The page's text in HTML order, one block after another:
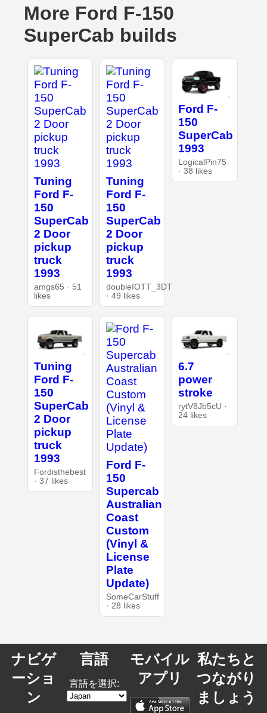
More Ford F-150
SuperCab builds
Tuning
Ford F-
150
SuperCab
2 Door
pickup
truck
1993
amgs65 · 51
likes
Tuning
Ford F-
150
SuperCab
2 Door
pickup
truck
1993
doubleIOTT_3DT
· 49 likes
Ford F-
150
SuperCab
1993
LogicalPin75
· 38 likes
Tuning
Ford F-
150
SuperCab
2 Door
pickup
truck
1993
Fordisthebest
· 37 likes
Ford F-
150
Supercab
Australian
Coast
Custom
(Vinyl &
License
Plate
Update)
SomeCarStuff
· 28 likes
6.7
power
stroke
rytV8Jb5cU ·
24 likes
ナビゲ
ーショ
ン
言語
言語を選択:
モバイル
アプリ
私たちと
つながり
ましょう